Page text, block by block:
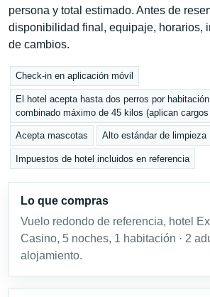
persona y total estimado. Antes de
disponibilidad final, equipaje, horarios,
de cambios.
Check-in en aplicación móvil
El hotel acepta hasta dos perros por
combinado máximo de 45 kilos (aplican
Acepta mascotas Alto estándar de limpieza
Impuestos de hotel incluidos en referencia
Lo que compras
Vuelo redondo de referencia, hotel
Casino, 5 noches, 1 habitación · 2
alojamiento.